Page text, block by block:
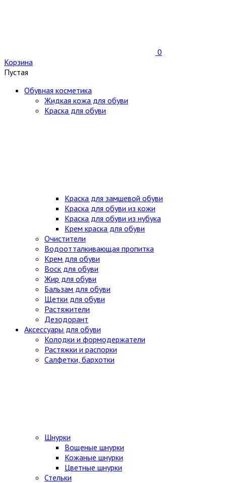
0
Корзина
Пустая
Обувная косметика
Жидкая кожа для обуви
Краска для обуви
Краска для замшевой обуви
Краска для обуви из кожи
Краска для обуви из нубука
Крем краска для обуви
Очистители
Водоотталкивающая пропитка
Крем для обуви
Воск для обуви
Жир для обуви
Бальзам для обуви
Щетки для обуви
Растяжители
Дезодорант
Аксессуары для обуви
Колодки и формодержатели
Растяжки и распорки
Салфетки, бархотки
Шнурки
Вощеные шнурки
Кожаные шнурки
Цветные шнурки
Стельки